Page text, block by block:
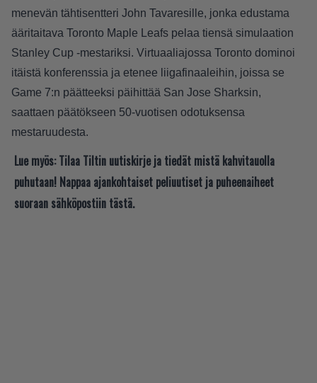
menevän tähtisentteri John Tavaresille, jonka edustama
ääritaitava Toronto Maple Leafs pelaa tiensä simulaation
Stanley Cup -mestariksi. Virtuaaliajossa Toronto dominoi
itäistä konferenssia ja etenee liigafinaaleihin, joissa se
Game 7:n päätteeksi päihittää San Jose Sharksin,
saattaen päätökseen 50-vuotisen odotuksensa
mestaruudesta.
Lue myös: Tilaa Tiltin uutiskirje ja tiedät mistä kahvitauolla
puhutaan! Nappaa ajankohtaiset peliuutiset ja puheenaiheet
suoraan sähköpostiin tästä.